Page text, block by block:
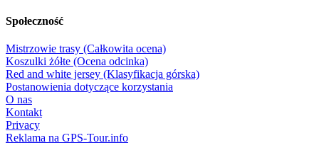
Społeczność
Mistrzowie trasy (Całkowita ocena)
Koszulki żółte (Ocena odcinka)
Red and white jersey (Klasyfikacja górska)
Postanowienia dotyczące korzystania
O nas
Kontakt
Privacy
Reklama na GPS-Tour.info